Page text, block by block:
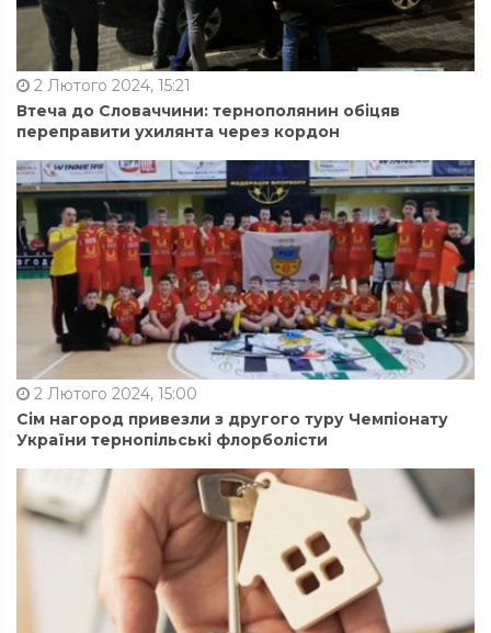
2 Лютого 2024, 15:21
Втеча до Словаччини: тернополянин обіцяв
переправити ухилянта через кордон
2 Лютого 2024, 15:00
Сім нагород привезли з другого туру Чемпіонату
України тернопільські флорболісти